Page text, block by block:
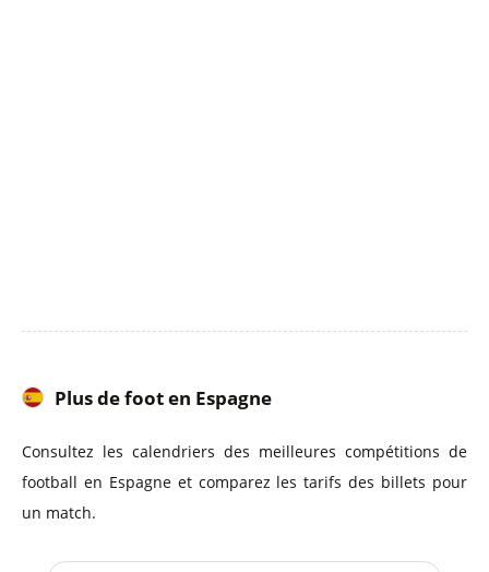
Plus de foot en Espagne
Consultez les calendriers des meilleures compétitions de
football en Espagne et comparez les tarifs des billets pour
un match.